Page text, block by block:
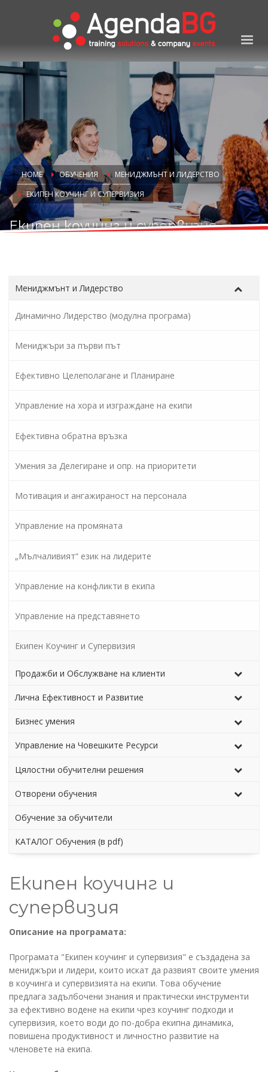
HOME ОБУЧЕНИЯ
МЕНИДЖМЪНТ И ЛИДЕРСТВО
ЕКИПЕН КОУЧИНГ И СУПЕРВИЗИЯ
Екипен коучинг и супервизия
Мениджмънт и Лидерство
Динамично Лидерство (модулна програма)
Мениджъри за първи път
Ефективно Целеполагане и Планиране
Управление на хора и изграждане на екипи
Ефективна обратна връзка
Умения за Делегиране и опр. на приоритети
Мотивация и ангажираност на персонала
Управление на промяната
„Мълчаливият“ език на лидерите
Управление на конфликти в екипа
Управление на представянето
Екипен Коучинг и Супервизия
Продажби и Обслужване на клиенти
Лична Ефективност и Развитие
Бизнес умения
Управление на Човешките Ресурси
Цялостни обучителни решения
Отворени обучения
Обучение за обучители
КАТАЛОГ Обучения (в pdf)
Екипен коучинг и
супервизия
Описание на програмата:
Програмата "Екипен коучинг и супервизия" е създадена за
мениджъри и лидери, които искат да развият своите умения
в коучинга и супервизията на екипи. Това обучение
предлага задълбочени знания и практически инструменти
за ефективно водене на екипи чрез коучинг подходи и
супервизия, което води до по-добра екипна динамика,
повишена продуктивност и личностно развитие на
членовете на екипа.